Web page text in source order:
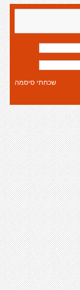
שכחתי סיסמה